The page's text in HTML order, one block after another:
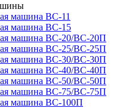
машина ВС-11
машина ВС-15
машина ВС-20/ВС-20П
машина ВС-25/ВС-25П
машина ВС-30/ВС-30П
машина ВС-40/ВС-40П
машина ВС-50/ВС-50П
машина ВС-75/ВС-75П
машина ВС-100П